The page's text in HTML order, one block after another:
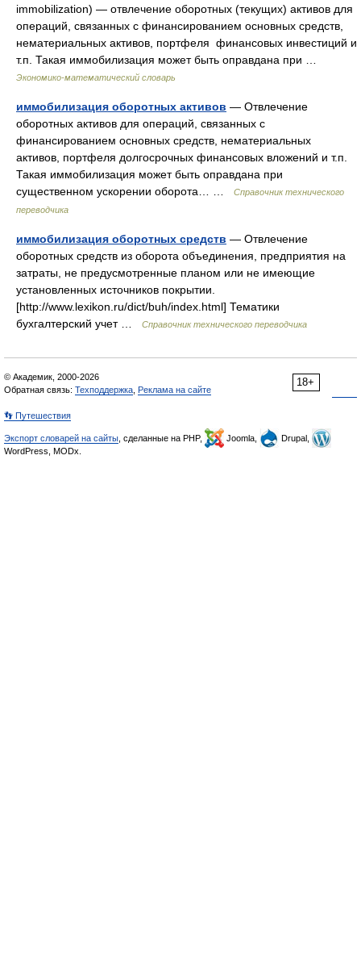
immobilization) — отвлечение оборотных (текущих) активов для
операций, связанных с финансированием основных средств,
нематериальных активов, портфеля финансовых инвестиций и
т.п. Такая иммобилизация может быть оправдана при …
Экономико-математический словарь
иммобилизация оборотных активов — Отвлечение
оборотных активов для операций, связанных с
финансированием основных средств, нематериальных
активов, портфеля долгосрочных финансовых вложений и т.п.
Такая иммобилизация может быть оправдана при
существенном ускорении оборота… …
Справочник технического
переводчика
иммобилизация оборотных средств — Отвлечение
оборотных средств из оборота объединения, предприятия на
затраты, не предусмотренные планом или не имеющие
установленных источников покрытии.
[http://www.lexikon.ru/dict/buh/index.html] Тематики
бухгалтерский учет …
Справочник технического переводчика
18+
© Академик, 2000-2026
Обратная связь: Техподдержка Реклама на сайте
👣 Путешествия
Экспорт словарей на сайты , сделанные на PHP, Joomla,
Drupal,
WordPress, MODx.